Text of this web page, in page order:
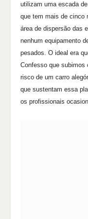
utilizam uma escada
que tem mais de cinco
área de dispersão das
nenhum equipamento
pesados. O ideal era
Confesso que subimos
risco de um carro
que sustentam essa
os profissionais